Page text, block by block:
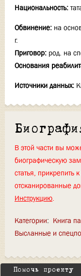
Национальность:
Обвинение: на
г.
Приговор: род. на
Основания
Источники данных:
В этой части вы
биографическую
статья, прикрепить
отсканированные
Инструкцию.
Категории: Книга
Высланные и
Помочь проекту